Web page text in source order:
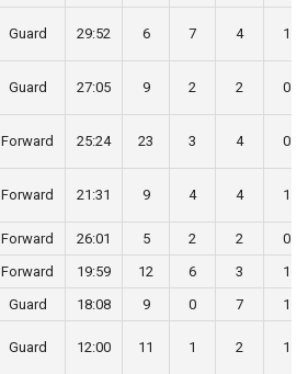
Guard 29:52 6 7 4 1
Guard 27:05 9 2 2 0
Forward 25:24 23 3 4 0
Forward 21:31 9 4 4 1
Forward 26:01 5 2 2
0
Forward 19:59 12 6 3
1
Guard 18:08 9 0 7 1
Guard 12:00 11 1 2 1